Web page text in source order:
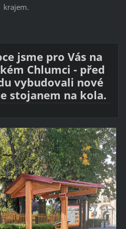
krajem.
jsme pro Vás na
Chlumci - před
vybudovali nové
stojanem na kola.